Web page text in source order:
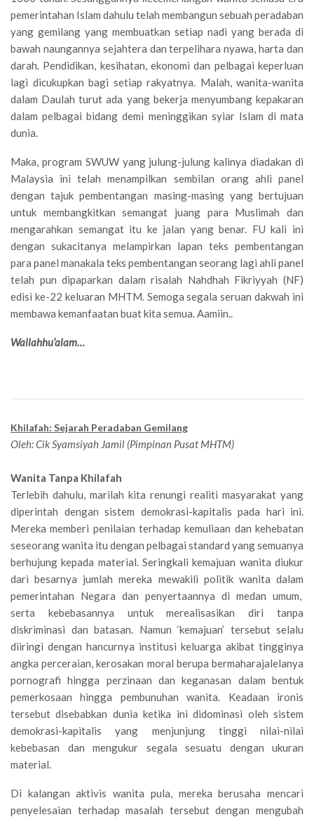
pemerintahan Islam dahulu telah membangun sebuah peradaban
yang gemilang yang membuatkan setiap nadi yang berada di
bawah naungannya sejahtera dan terpelihara nyawa, harta dan
darah. Pendidikan, kesihatan, ekonomi dan pelbagai keperluan
lagi dicukupkan bagi setiap rakyatnya. Malah, wanita-wanita
dalam Daulah turut ada yang bekerja menyumbang kepakaran
dalam pelbagai bidang demi meninggikan syiar Islam di mata
dunia.
Maka, program SWUW yang julung-julung kalinya diadakan di
Malaysia ini telah menampilkan sembilan orang ahli panel
dengan tajuk pembentangan masing-masing yang bertujuan
untuk membangkitkan semangat juang para Muslimah dan
mengarahkan semangat itu ke jalan yang benar. FU kali ini
dengan sukacitanya melampirkan lapan teks pembentangan
para panel manakala teks pembentangan seorang lagi ahli panel
telah pun dipaparkan dalam risalah Nahdhah Fikriyyah (NF)
edisi ke-22 keluaran MHTM. Semoga segala seruan dakwah ini
membawa kemanfaatan buat kita semua. Aamiin..
Wallahhu’alam…
Khilafah: Sejarah Peradaban Gemilang
Oleh: Cik Syamsiyah Jamil (Pimpinan Pusat MHTM)
Wanita Tanpa Khilafah
Terlebih dahulu, marilah kita renungi realiti masyarakat yang
diperintah dengan sistem demokrasi-kapitalis pada hari ini.
Mereka memberi penilaian terhadap kemuliaan dan kehebatan
seseorang wanita itu dengan pelbagai standard yang semuanya
berhujung kepada material. Seringkali kemajuan wanita diukur
dari besarnya jumlah mereka mewakili politik wanita dalam
pemerintahan Negara dan penyertaannya di medan umum,
serta kebebasannya untuk merealisasikan diri tanpa
diskriminasi dan batasan. Namun ‘kemajuan’ tersebut selalu
diiringi dengan hancurnya institusi keluarga akibat tingginya
angka perceraian, kerosakan moral berupa bermaharajalelanya
pornografi hingga perzinaan dan keganasan dalam bentuk
pemerkosaan hingga pembunuhan wanita. Keadaan ironis
tersebut disebabkan dunia ketika ini didominasi oleh sistem
demokrasi-kapitalis yang menjunjung tinggi nilai-nilai
kebebasan dan mengukur segala sesuatu dengan ukuran
material.
Di kalangan aktivis wanita pula, mereka berusaha mencari
penyelesaian terhadap masalah tersebut dengan mengubah